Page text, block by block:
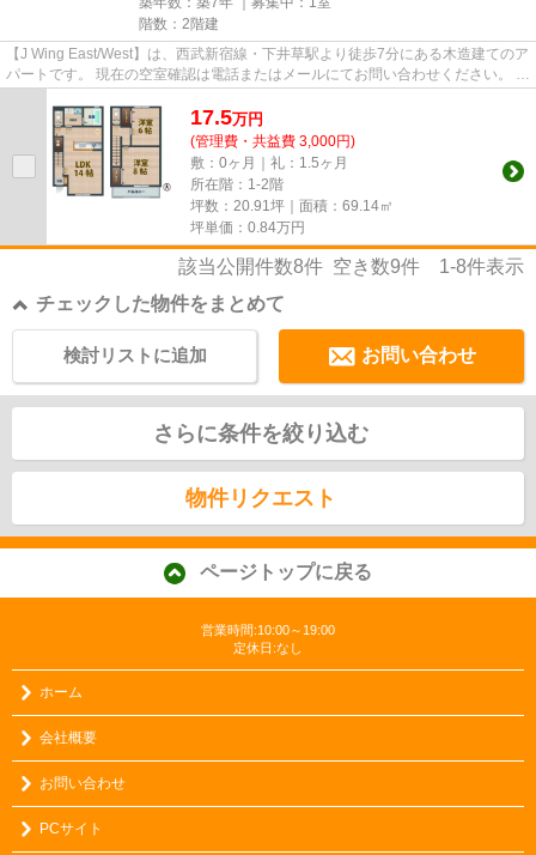
階数：2階建
【J Wing East/West】は、西武新宿線・下井草駅より徒歩7分にある木造建てのア
パートです。 現在の空室確認は電話またはメールにてお問い合わせください。 退
17.5万円
(管理費・共益費 3,000円)
敷：0ヶ月｜礼：1.5ヶ月
所在階：1-2階
坪数：20.91坪｜面積：69.14㎡
坪単価： 0.84万円
該当公開件数8件 空き数9件 1-8件表示
チェックした物件をまとめて
お問い合わせ
検討リストに追加
さらに条件を絞り込む
物件リクエスト
ページトップに戻る
営業時間:10:00～19:00
定休日:なし
ホーム
会社概要
お問い合わせ
PCサイト